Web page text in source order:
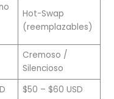
Hot-Swap
(reemplazables)
Cremoso /
Silencioso
$50 – $60 USD